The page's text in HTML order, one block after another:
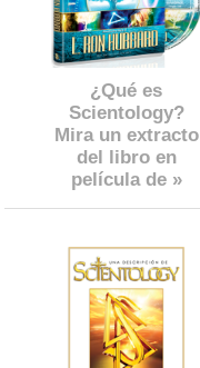
¿Qué es
Scientology?
Mira un extracto
del libro en
película de »